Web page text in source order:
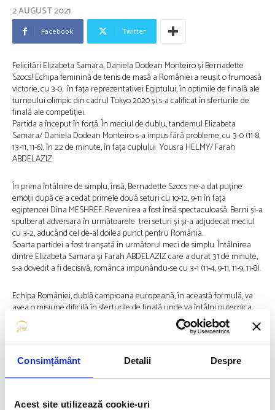
Consimțământ Detalii Despre
Acest site utilizează cookie-uri
2 AUGUST 2021
Facebook Twitter
Felicitări Elizabeta Samara, Daniela Dodean Monteiro și Bernadette
Szocs! Echipa feminină de tenis de masă a României a reușit o frumoasă
victorie, cu 3-0, în fața reprezentativei Egiptului, în optimile de finală ale
turneului olimpic din cadrul Tokyo 2020 și s-a calificat în sferturile de
finală ale competiției.
Partida a început în forță. În meciul de dublu, tandemul Elizabeta
Samara/ Daniela Dodean Monteiro s-a impus fără probleme, cu 3-0 (11-8,
13-11, 11-6), în 22 de minute, în fața cuplului Yousra HELMY/ Farah
ABDELAZIZ.
În prima întâlnire de simplu, însă, Bernadette Szocs ne-a dat puține
emoții după ce a cedat primele două seturi cu 10-12, 9-11 în fața
egiptencei Dina MESHREF. Revenirea a fost însă spectaculoasă. Berni și-a
spulberat adversara în următoarele trei seturi și și-a adjudecat meciul
cu 3-2, aducând cel de-al doilea punct pentru România.
Soarta partidei a fost tranșată în următorul meci de simplu. Întâlnirea
dintre Elizabeta Samara și Farah ABDELAZIZ care a durat 31 de minute,
s-a dovedit a fi decisivă, românca impunându-se cu 3-1 (11-4, 9-11, 11-9, 11-8).
Echipa României, dublă campioana europeană, în această formulă, va
avea o misiune dificilă în sferturile de finală unde va întâlni puternica
reprezentativă a Hong Kong-ului, favorita nr. 4 a turneului.
Echipele învingătoare mâine vor intra în lupta finală pentru medalii, iar
învinsele se vor clasa pe locurile 5.